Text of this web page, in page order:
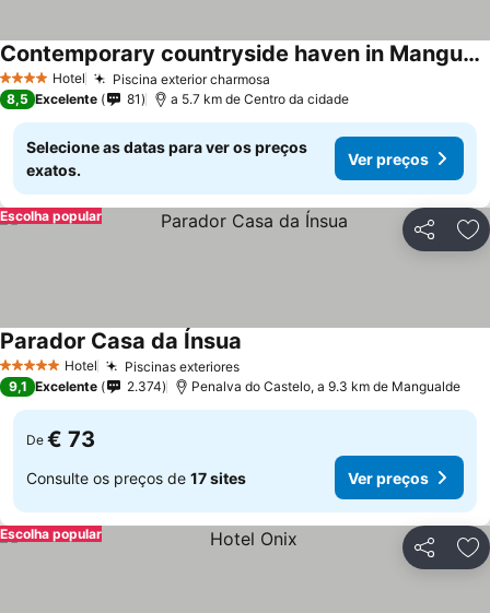
4 EstrelasHotel Piscina exterior charmosa
Contemporary countryside haven in Mangualde
8,5 Excelente 81 a 5.7 km de Centro da cidade
Selecione as datas para ver os preços
exatos.
Ver preços
Partilhar
Escolha popular
5 Estrelas Hotel Piscinas exteriores
Parador Casa da Ínsua
9,1 Excelente 2.374 Penalva do Castelo, a 9.3 km de Mangualde
De € 73
Consulte os preços de 17 sites Ver preços
Partilhar
Escolha popular